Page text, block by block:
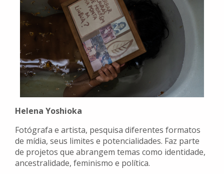
Helena Yoshioka
Fotógrafa e artista, pesquisa diferentes formatos
de mídia, seus limites e potencialidades. Faz parte
de projetos que abrangem temas como identidade,
ancestralidade, feminismo e política.